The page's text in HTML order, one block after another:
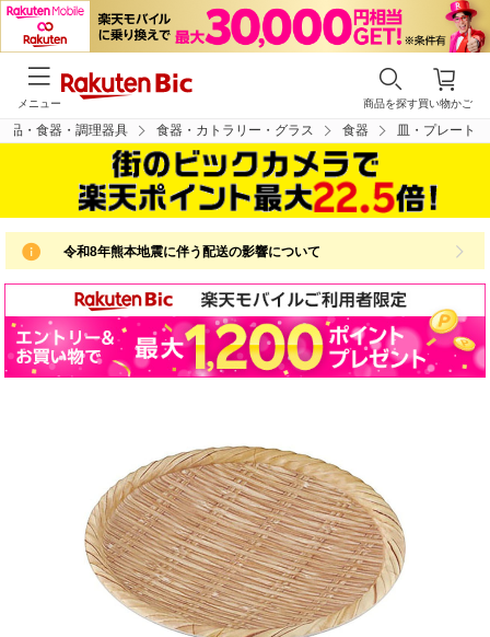
買い物かご
商品を探す
メニュー
品・食器・調理器具 食器・カトラリー・グラス 食器 皿・プレート
令和8年熊本地震に伴う配送の影響について